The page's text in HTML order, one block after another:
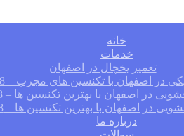
خانه
خدمات
تعمیر یخچال در اصفهان
در اصفهان با تکنسین های مجرب – 09138193848
اصفهان با بهترین تکنسین ها – 09138193848
در اصفهان با بهترین تکنسین ها – 09138193848
درباره ما